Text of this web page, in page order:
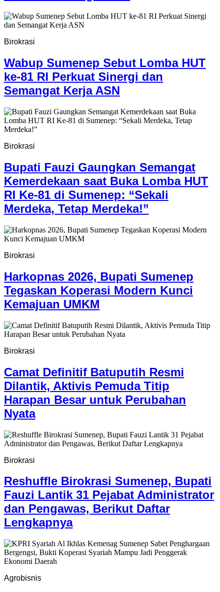
Birokrasi
Wabup Sumenep Sebut Lomba HUT
ke-81 RI Perkuat Sinergi dan
Semangat Kerja ASN
Birokrasi
Bupati Fauzi Gaungkan Semangat
Kemerdekaan saat Buka Lomba HUT
RI Ke-81 di Sumenep: “Sekali
Merdeka, Tetap Merdeka!”
Birokrasi
Harkopnas 2026, Bupati Sumenep
Tegaskan Koperasi Modern Kunci
Kemajuan UMKM
Birokrasi
Camat Definitif Batuputih Resmi
Dilantik, Aktivis Pemuda Titip
Harapan Besar untuk Perubahan
Nyata
Birokrasi
Reshuffle Birokrasi Sumenep, Bupati
Fauzi Lantik 31 Pejabat Administrator
dan Pengawas, Berikut Daftar
Lengkapnya
Agrobisnis